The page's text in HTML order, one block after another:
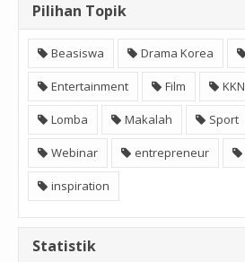
Pilihan Topik
Beasiswa Drama Korea
Entertainment Film KKN
Lomba Makalah Sport
Webinar entrepreneur
inspiration
Statistik